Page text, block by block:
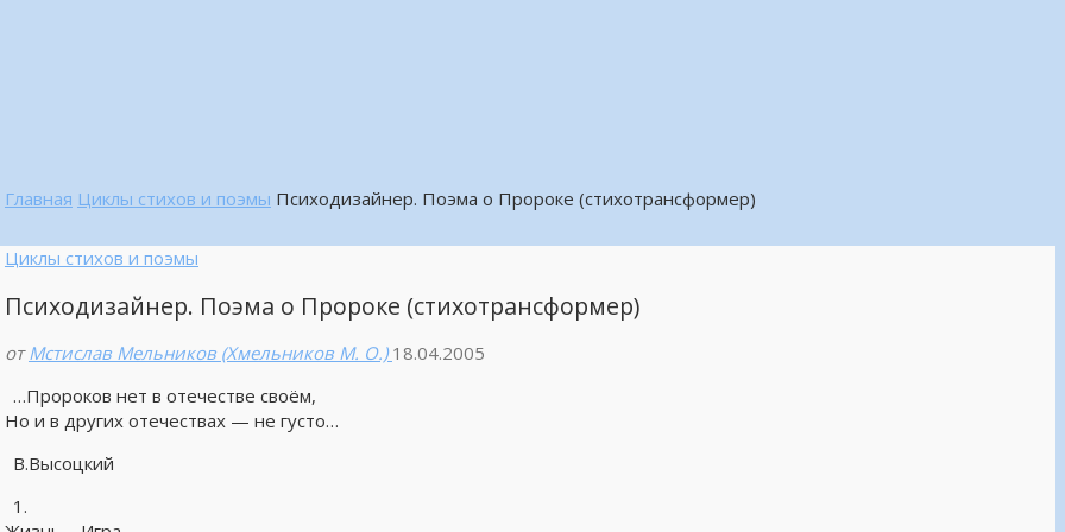
Главная Циклы стихов и поэмы Психодизайнер. Поэма о Пророке (стихотрансформер)
Циклы стихов и поэмы
Психодизайнер. Поэма о Пророке (стихотрансформер)
от Мстислав Мельников (Хмельников М. О.) 18.04.2005
…Пророков нет в отечестве своём,
Но и в других отечествах — не густо…
В.Высоцкий
1.